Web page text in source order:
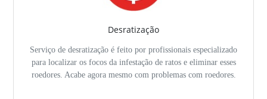
Desratização
Serviço de desratização é feito por profissionais especializado
para localizar os focos da infestação de ratos e eliminar esses
roedores. Acabe agora mesmo com problemas com roedores.